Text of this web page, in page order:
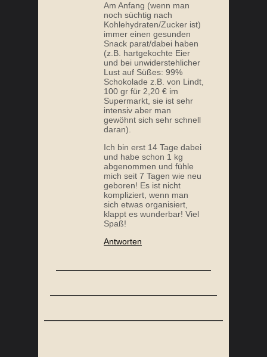
Am Anfang (wenn man
noch süchtig nach
Kohlehydraten/Zucker ist)
immer einen gesunden
Snack parat/dabei haben
(z.B. hartgekochte Eier
und bei unwiderstehlicher
Lust auf Süßes: 99%
Schokolade z.B. von Lindt,
100 gr für 2,20 € im
Supermarkt, sie ist sehr
intensiv aber man
gewöhnt sich sehr schnell
daran).
Ich bin erst 14 Tage dabei
und habe schon 1 kg
abgenommen und fühle
mich seit 7 Tagen wie neu
geboren! Es ist nicht
kompliziert, wenn man
sich etwas organisiert,
klappt es wunderbar! Viel
Spaß!
Antworten